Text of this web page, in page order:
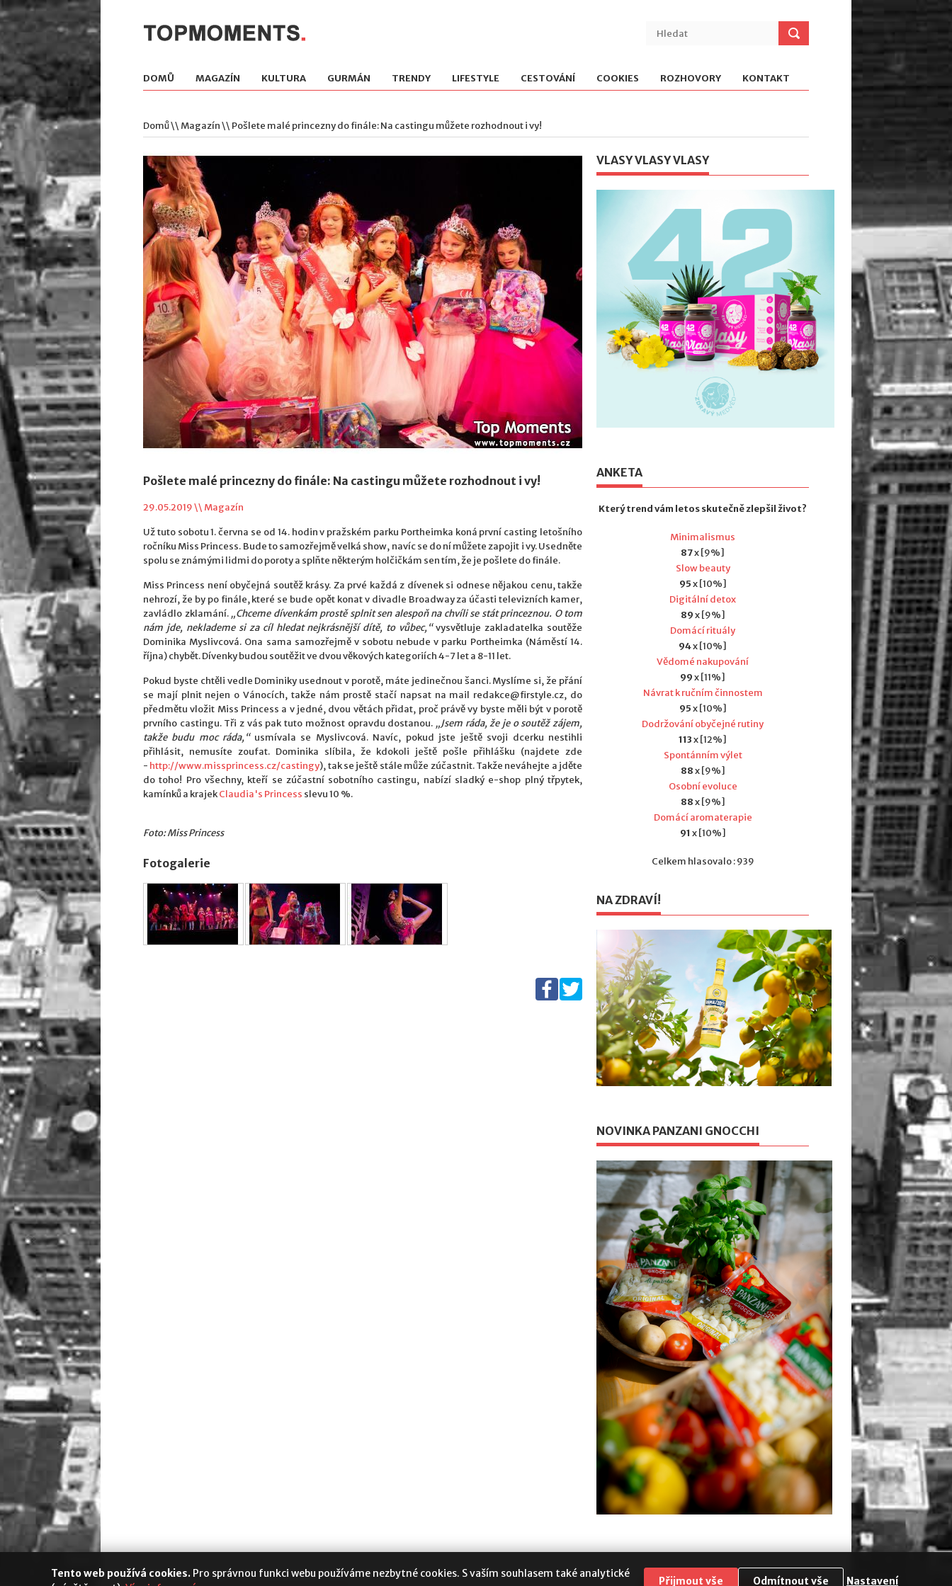
DOMŮ MAGAZÍN KULTURA GURMÁN TRENDY LIFESTYLE CESTOVÁNÍ COOKIES ROZHOVORY KONTAKT
Domů\\ Magazín\\ Pošlete malé princezny do finále: Na castingu můžete rozhodnout i vy!
Pošlete malé princezny do finále: Na castingu můžete rozhodnout i vy!
29.05.2019 \\ Magazín
Už tuto sobotu 1. června se od 14. hodin v pražském parku Portheimka koná první casting letošního
ročníku Miss Princess. Bude to samozřejmě velká show, navíc se do ní můžete zapojit i vy. Usedněte
spolu se známými lidmi do poroty a splňte některým holčičkám sen tím, že je pošlete do finále.
Miss Princess není obyčejná soutěž krásy. Za prvé každá z dívenek si odnese nějakou cenu, takže
nehrozí, že by po finále, které se bude opět konat v divadle Broadway za účasti televizních kamer,
zavládlo zklamání. „Chceme dívenkám prostě splnit sen alespoň na chvíli se stát princeznou. O tom
nám jde, neklademe si za cíl hledat nejkrásnější dítě, to vůbec,“vysvětluje zakladatelka soutěže
Dominika Myslivcová. Ona sama samozřejmě v sobotu nebude v parku Portheimka (Náměstí 14.
října) chybět. Dívenky budou soutěžit ve dvou věkových kategoriích 4-7 let a 8-11 let.
Pokud byste chtěli vedle Dominiky usednout v porotě, máte jedinečnou šanci. Myslíme si, že přání
se mají plnit nejen o Vánocích, takže nám prostě stačí napsat na mail redakce@firstyle.cz, do
předmětu vložit Miss Princess a v jedné, dvou větách přidat, proč právě vy byste měli být v porotě
prvního castingu. Tři z vás pak tuto možnost opravdu dostanou. „Jsem ráda, že je o soutěž zájem,
takže budu moc ráda,“usmívala se Myslivcová. Navíc, pokud jste ještě svoji dcerku nestihli
přihlásit, nemusíte zoufat. Dominika slíbila, že kdokoli ještě pošle přihlášku (najdete zde
- http://www.missprincess.cz/castingy), tak se ještě stále může zúčastnit. Takže neváhejte a jděte
do toho! Pro všechny, kteří se zúčastní sobotního castingu, nabízí sladký e-shop plný třpytek,
kamínků a krajekClaudia's Princess slevu 10 %.
Foto: Miss Princess
Fotogalerie
VLASY VLASY VLASY
ANKETA
Který trend vám letos skutečně zlepšil život?
Minimalismus
87x [9%]
Slow beauty
95x [10%]
Digitální detox
89x [9%]
Domácí rituály
94x [10%]
Vědomé nakupování
99x [11%]
Návrat k ručním činnostem
95x [10%]
Dodržování obyčejné rutiny
113x [12%]
Spontánním výlet
88x [9%]
Osobní evoluce
88x [9%]
Domácí aromaterapie
91 x [10%]
Celkem hlasovalo : 939
NA ZDRAVÍ!
NOVINKA PANZANI GNOCCHI
Tento web používá cookies. Pro správnou funkci webu používáme nezbytné cookies. S vaším souhlasem také analytické
Přijmout vše Odmítnout vše Nastavení